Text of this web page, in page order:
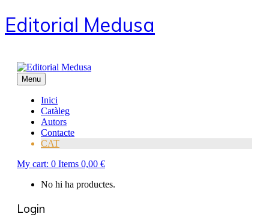
Editorial Medusa
Menu
Inici
Catàleg
Autors
Contacte
CAT
My cart: 0 Items 0,00 €
No hi ha productes.
Login